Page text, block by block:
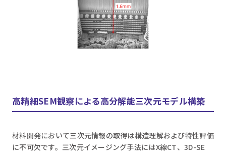
高精細SEM観察による高分解能三次元モデル構築
材料開発において三次元情報の取得は構造理解および特性評価
に不可欠です。三次元イメージング手法にはX線CT、3D-SE